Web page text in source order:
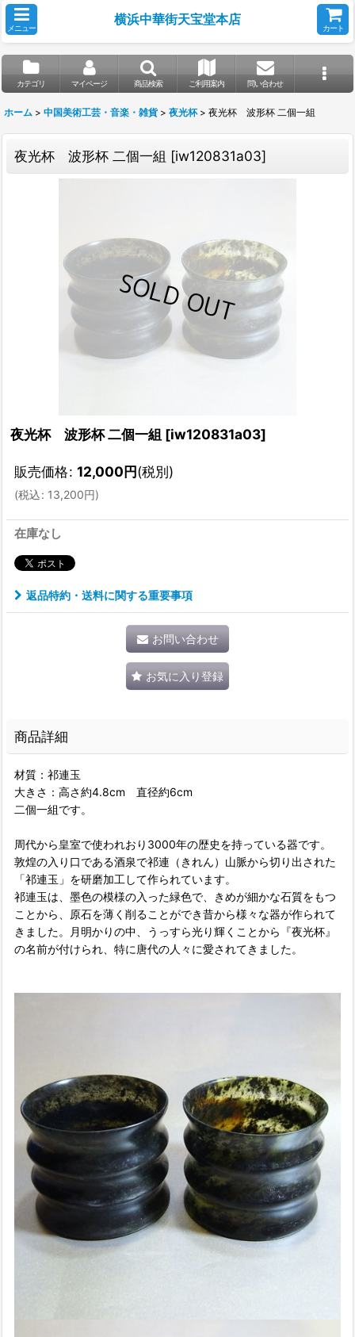
メニュー
横浜中華街天宝堂本店
カート
カテゴリ マイページ 商品検索 ご利用案内 問い合わせ
ホーム > 中国美術工芸・音楽・雑貨 > 夜光杯 > 夜光杯 波形杯 二個一組
夜光杯 波形杯 二個一組 [iw120831a03]
夜光杯 波形杯 二個一組 [iw120831a03]
販売価格: 12,000円(税別)
(税込: 13,200円)
在庫なし
返品特約・送料に関する重要事項
お問い合わせ
お気に入り登録
商品詳細
材質：祁連玉
大きさ：高さ約4.8cm 直径約6cm
二個一組です。
周代から皇室で使われおり3000年の歴史を持っている器です。
敦煌の入り口である酒泉で祁連（きれん）山脈から切り出された
「祁連玉」を研磨加工して作られています。
祁連玉は、墨色の模様の入った緑色で、きめが細かな石質をもつ
ことから、原石を薄く削ることができ昔から様々な器が作られて
きました。月明かりの中、うっすら光り輝くことから『夜光杯』
の名前が付けられ、特に唐代の人々に愛されてきました。